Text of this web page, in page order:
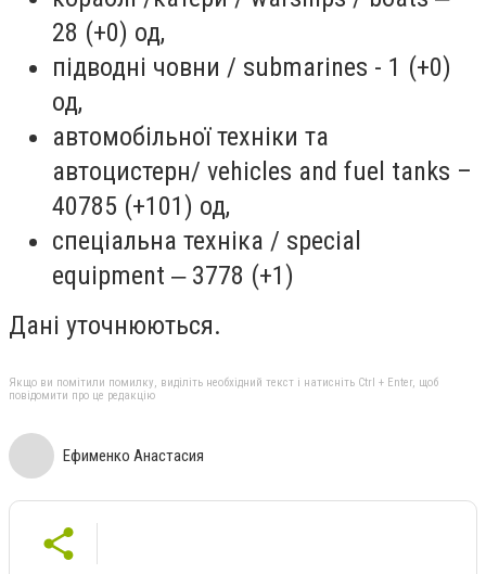
28 (+0) од,
підводні човни / submarines - 1 (+0)
од,
автомобільної техніки та
автоцистерн/ vehicles and fuel tanks –
40785 (+101) од,
спеціальна техніка / special
equipment ‒ 3778 (+1)
Дані уточнюються.
Якщо ви помітили помилку, виділіть необхідний текст і натисніть Ctrl + Enter, щоб
повідомити про це редакцію
Ефименко Анастасия